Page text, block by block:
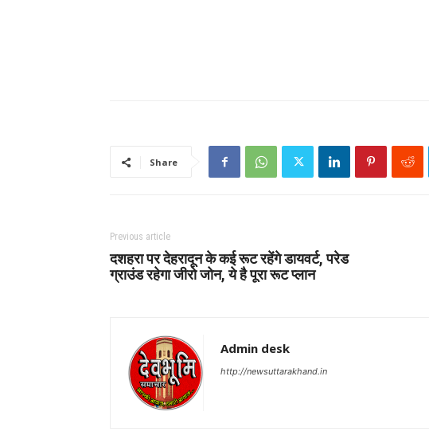
Share
Previous article
दशहरा पर देहरादून के कई रूट रहेंगे डायवर्ट, परेड
ग्राउंड रहेगा जीरो जोन, ये है पूरा रूट प्लान
Admin desk
http://newsuttarakhand.in